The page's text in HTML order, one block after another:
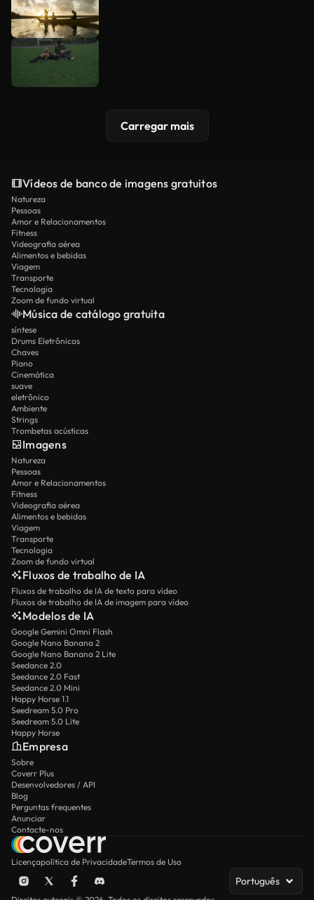
Carregar mais
Vídeos de banco de imagens gratuitos
Natureza
Pessoas
Amor e Relacionamentos
Fitness
Videografia aérea
Alimentos e bebidas
Viagem
Transporte
Tecnologia
Zoom de fundo virtual
Música de catálogo gratuita
síntese
Drums Eletrônicos
Chaves
Piano
Cinemática
suave
eletrônico
Ambiente
Strings
Trombetas acústicas
Imagens
Natureza
Pessoas
Amor e Relacionamentos
Fitness
Videografia aérea
Alimentos e bebidas
Viagem
Transporte
Tecnologia
Zoom de fundo virtual
Fluxos de trabalho de IA
Fluxos de trabalho de IA de texto para vídeo
Fluxos de trabalho de IA de imagem para vídeo
Modelos de IA
Google Gemini Omni Flash
Google Nano Banana 2
Google Nano Banana 2 Lite
Seedance 2.0
Seedance 2.0 Fast
Seedance 2.0 Mini
Happy Horse 1.1
Seedream 5.0 Pro
Seedream 5.0 Lite
Happy Horse
Empresa
Sobre
Coverr Plus
Desenvolvedores / API
Blog
Perguntas frequentes
Anunciar
Contacte-nos
Licençapolítica de PrivacidadeTermos de Uso
Português